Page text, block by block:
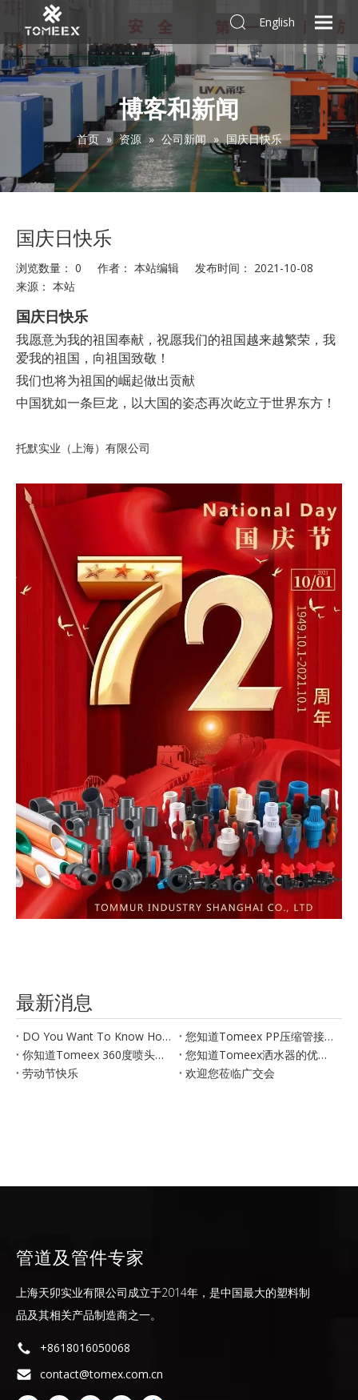
English
博客和新闻
首页 » 资源 » 公司新闻 » 国庆日快乐
国庆日快乐
浏览数量： 0 作者： 本站编辑 发布时间： 2021-10-08
来源： 本站
国庆日快乐
我愿意为我的祖国奉献，祝愿我们的祖国越来越繁荣，我
爱我的祖国，向祖国致敬！
我们也将为祖国的崛起做出贡献
中国犹如一条巨龙，以大国的姿态再次屹立于世界东方！
托默实业（上海）有限公司
最新消息
DO You Want To Know How To Produce Plastic Pipe Fittings
您知道Tomeex PP压缩管接头的优点吗？
你知道Tomeex 360度喷头的优点吗？
您知道Tomeex洒水器的优点吗？
劳动节快乐
欢迎您莅临广交会
管道及管件专家
上海天卯实业有限公司成立于2014年，是中国最大的塑料制
品及其相关产品制造商之一。
+8618016050068
contact@tomex.com.cn